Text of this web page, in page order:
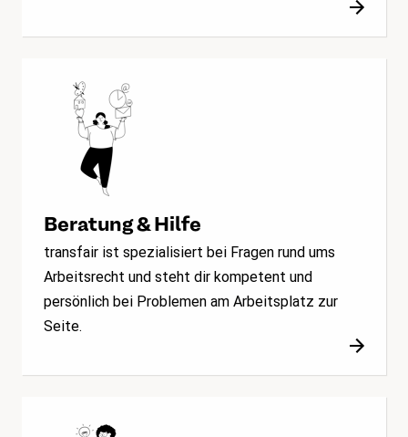
Beratung & Hilfe
transfair ist spezialisiert bei Fragen rund ums
Arbeitsrecht und steht dir kompetent und
persönlich bei Problemen am Arbeitsplatz zur
Seite.